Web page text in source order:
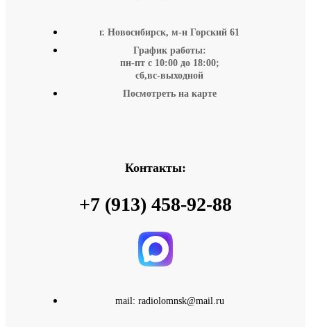
г. Новосибирск, м-н Горский 61
График работы:
пн-пт с 10:00 до 18:00;
сб,вс-выходной
Посмотреть на карте
Контакты:
+7 (913) 458-92-88
mail: radiolomnsk@mail.ru